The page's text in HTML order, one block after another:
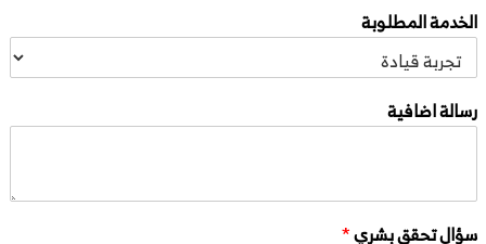
الخدمة المطلوبة
رسالة اضافية
سؤال تحقق بشري*